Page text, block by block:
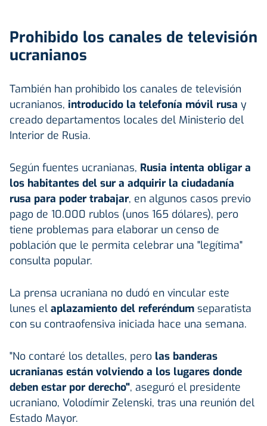
Prohibido los canales de televisión
ucranianos
También han prohibido los canales de televisión
ucranianos, introducido la telefonía móvil rusa y
creado departamentos locales del Ministerio del
Interior de Rusia.
Según fuentes ucranianas, Rusia intenta obligar a
los habitantes del sur a adquirir la ciudadanía
rusa para poder trabajar, en algunos casos previo
pago de 10.000 rublos (unos 165 dólares), pero
tiene problemas para elaborar un censo de
población que le permita celebrar una "legítima"
consulta popular.
La prensa ucraniana no dudó en vincular este
lunes el aplazamiento del referéndum separatista
con su contraofensiva iniciada hace una semana.
"No contaré los detalles, pero las banderas
ucranianas están volviendo a los lugares donde
deben estar por derecho", aseguró el presidente
ucraniano, Volodímir Zelenski, tras una reunión del
Estado Mayor.